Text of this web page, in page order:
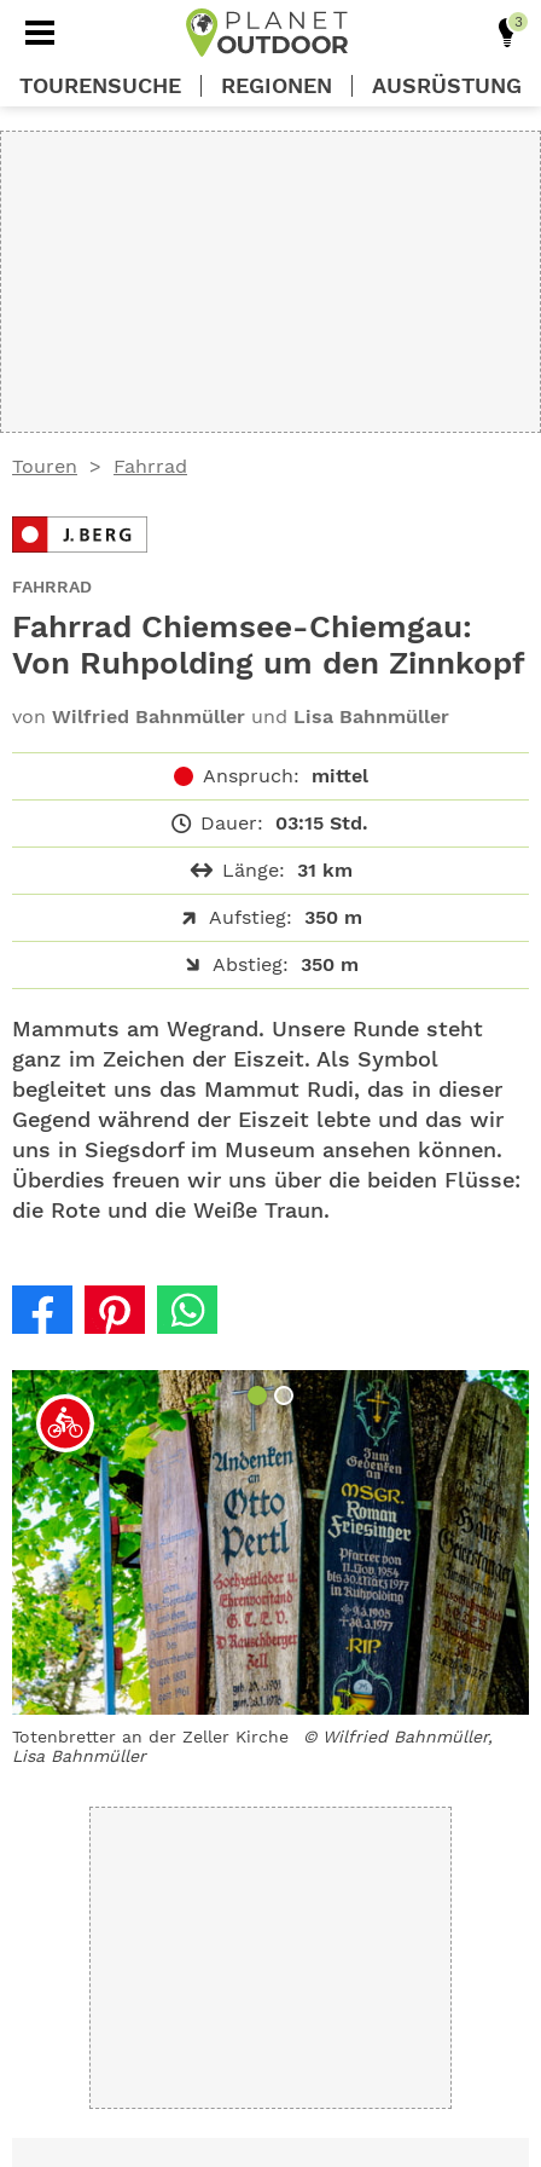
Touren Fahrrad
FAHRRAD
Fahrrad Chiemsee-Chiemgau:
Von Ruhpolding um den Zinnkopf
von Wilfried Bahnmüller und Lisa Bahnmüller
Anspruch: mittel
Dauer: 03:15 Std.
Länge: 31 km
Aufstieg: 350 m
Abstieg: 350 m
Mammuts am Wegrand. Unsere Runde steht
ganz im Zeichen der Eiszeit. Als Symbol
begleitet uns das Mammut Rudi, das in dieser
Gegend während der Eiszeit lebte und das wir
uns in Siegsdorf im Museum ansehen können.
Überdies freuen wir uns über die beiden Flüsse:
die Rote und die Weiße Traun.
Totenbretter an der Zeller Kirche
© Wilfried Bahnmüller,
Lisa Bahnmüller
TOURENSUCHE REGIONEN AUSRÜSTUNG
ABO
GEWINNEN
NEWSLETTER
SHOP